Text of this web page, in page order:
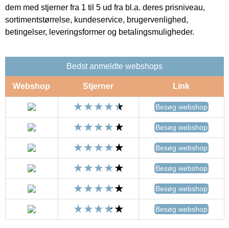
dem med stjerner fra 1 til 5 ud fra bl.a. deres prisniveau,
sortimentstørrelse, kundeservice, brugervenlighed,
betingelser, leveringsformer og betalingsmuligheder.
Bedst anmeldte webshops
Webshop Stjerner Link
Besøg webshop
Besøg webshop
Besøg webshop
Besøg webshop
Besøg webshop
Besøg webshop